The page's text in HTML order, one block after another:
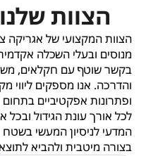
הצוות
הצוות המקצועי של אגריקה
מנוסים ובעלי השכלה
בקשר שוטף עם חקלאים,
והדרכה. אנו מספקים ליווי
ופתרונות אפקטיביים
לכל אורך עונת הגידול ובכל
המדעי לניסיון המעשי
בצורה מיטבית ולהביא